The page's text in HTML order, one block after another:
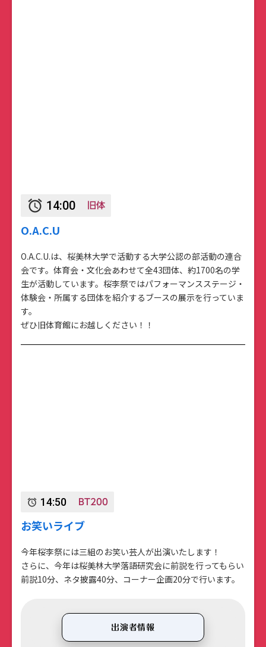
alarm 14:00 旧体
O.A.C.U
O.A.C.U.は、桜美林大学で活動する大学公認の部活動の連合
会です。体育会・文化会あわせて全43団体、約1700名の学
生が活動しています。桜李祭ではパフォーマンスステージ・
体験会・所属する団体を紹介するブースの展示を行っていま
す。
ぜひ旧体育館にお越しください！！
alarm 14:50 BT200
お笑いライブ
今年桜李祭には三組のお笑い芸人が出演いたします！
さらに、今年は桜美林大学落語研究会に前説を行ってもらい
前説10分、ネタ披露40分、コーナー企画20分で行います。
出演者情報